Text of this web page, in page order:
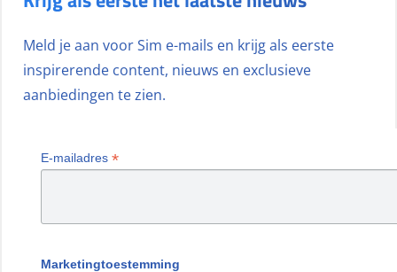
Meld je aan voor Sim e-mails en krijg als eerste
inspirerende content, nieuws en exclusieve
aanbiedingen te zien.
E-mailadres *
Marketingtoestemming